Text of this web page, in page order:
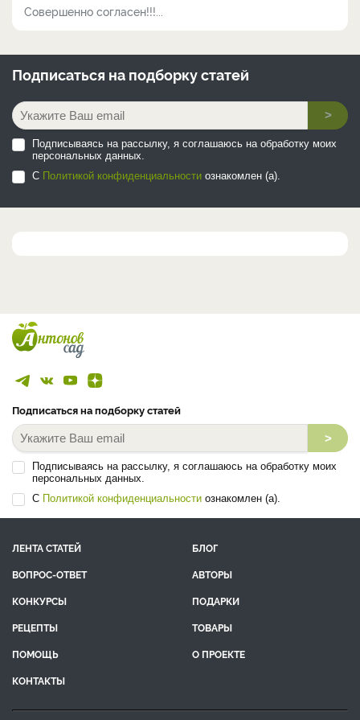
Совершенно согласен!!!...
Подписаться на подборку статей
>
Подписываясь на рассылку, я соглашаюсь на обработку моих
персональных данных.
С Политикой конфиденциальности ознакомлен (а).
Подписаться на подборку статей
>
Подписываясь на рассылку, я соглашаюсь на обработку моих
персональных данных.
С Политикой конфиденциальности ознакомлен (а).
ЛЕНТА СТАТЕЙ
БЛОГ
ВОПРОС-ОТВЕТ
АВТОРЫ
КОНКУРСЫ
ПОДАРКИ
РЕЦЕПТЫ
ТОВАРЫ
ПОМОЩЬ
О ПРОЕКТЕ
КОНТАКТЫ